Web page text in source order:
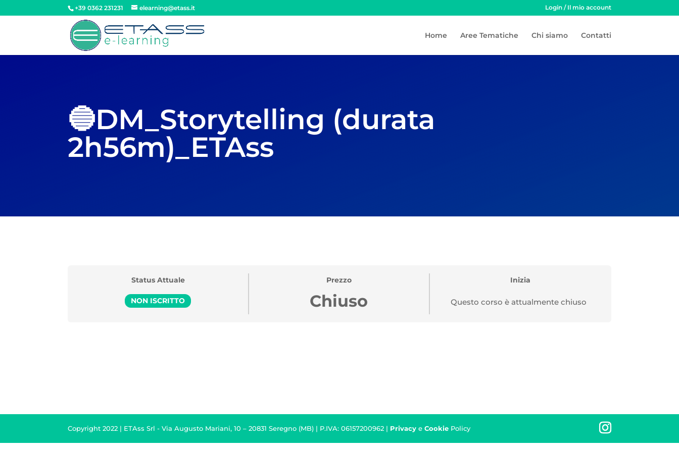
+39 0362 231231 elearning@etass.it Login / Il mio account
Home Aree Tematiche Chi siamo Contatti
🔵DM_Storytelling (durata
2h56m)_ETAss
Status Attuale
NON ISCRITTO
Prezzo
Chiuso
Inizia
Questo corso è attualmente chiuso
Copyright 2022 | ETAss Srl - Via Augusto Mariani, 10 – 20831 Seregno (MB) | P.IVA: 06157200962 | Privacy eCookie Policy